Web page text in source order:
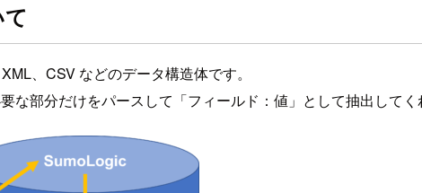
、CSV などのデータ構造体です。
な部分だけをパースして「フィールド：値」として抽出して